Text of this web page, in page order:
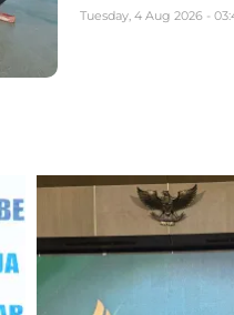
Tuesday, 4 Aug 2026 -